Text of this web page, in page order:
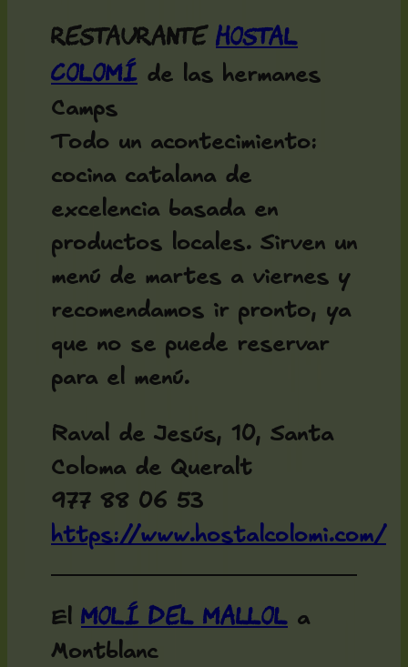
Restaurante Hostal
Colomí de las hermanes
Camps
Todo un acontecimiento:
cocina catalana de
excelencia basada en
productos locales. Sirven un
menú de martes a viernes y
recomendamos ir pronto, ya
que no se puede reservar
para el menú.
Raval de Jesús, 10, Santa
Coloma de Queralt
977 88 06 53
https://www.hostalcolomi.com/
El Molí del Mallol a
Montblanc